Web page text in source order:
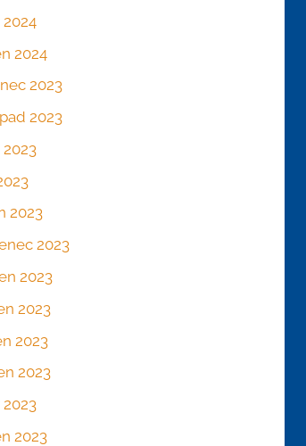
2024
2023
2023
2023
2023
2023
2023
2023
2023
2023
2023